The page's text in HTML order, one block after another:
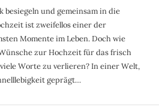
besiegeln und gemeinsam in die
ist zweifellos einer der
Momente im Leben. Doch wie
zur Hochzeit für das frisch
Worte zu verlieren? In einer Welt,
geprägt…